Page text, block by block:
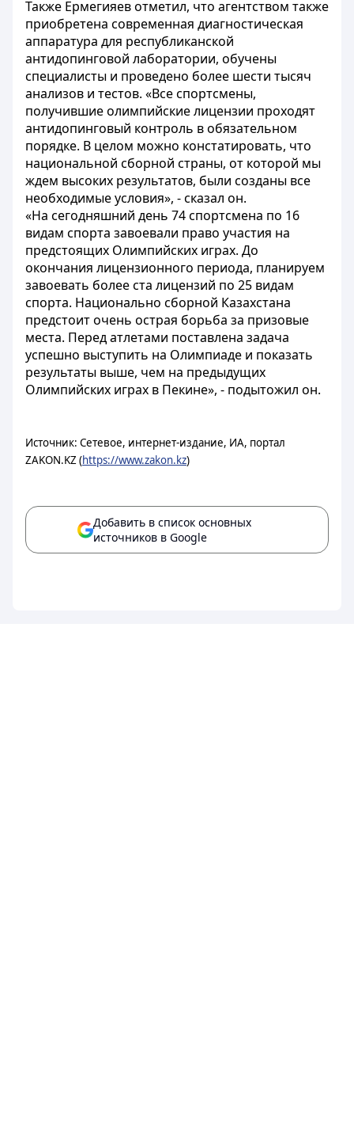
Также Ермегияев отметил, что агентством также
приобретена современная диагностическая
аппаратура для республиканской
антидопинговой лаборатории, обучены
специалисты и проведено более шести тысяч
анализов и тестов. «Все спортсмены,
получившие олимпийские лицензии проходят
антидопинговый контроль в обязательном
порядке. В целом можно констатировать, что
национальной сборной страны, от которой мы
ждем высоких результатов, были созданы все
необходимые условия», - сказал он.
«На сегодняшний день 74 спортсмена по 16
видам спорта завоевали право участия на
предстоящих Олимпийских играх. До
окончания лицензионного периода, планируем
завоевать более ста лицензий по 25 видам
спорта. Национально сборной Казахстана
предстоит очень острая борьба за призовые
места. Перед атлетами поставлена задача
успешно выступить на Олимпиаде и показать
результаты выше, чем на предыдущих
Олимпийских играх в Пекине», - подытожил он.
Источник: Сетевое, интернет-издание, ИА, портал
ZAKON.KZ (https://www.zakon.kz)
Добавить в список основных
источников в Google